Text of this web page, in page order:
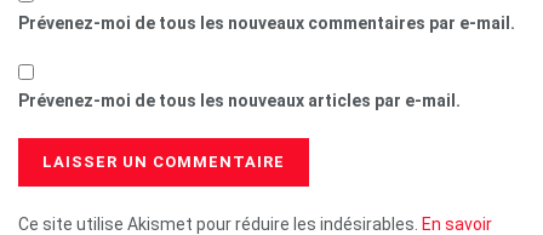
Prévenez-moi de tous les nouveaux commentaires par e-mail.
Prévenez-moi de tous les nouveaux articles par e-mail.
Ce site utilise Akismet pour réduire les indésirables. En savoir